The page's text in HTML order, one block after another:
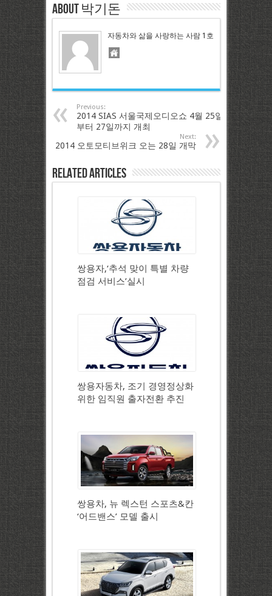
About 박기돈
자동차와 삶을 사랑하는 사람 1호
Previous:
2014 SIAS 서울국제오디오쇼 4월 25일
부터 27일까지 개최
Next:
2014 오토모티브위크 오는 28일 개막
Related Articles
쌍용자,‘추석 맞이 특별 차량
점검 서비스’실시
쌍용자동차, 조기 경영정상화
위한 임직원 출자전환 추진
쌍용차, 뉴 렉스턴 스포츠&칸
‘어드밴스’ 모델 출시